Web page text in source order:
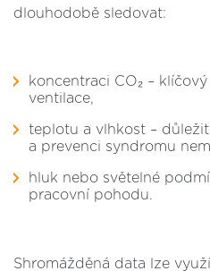
dlouhodobě sledovat:
koncentraci CO₂ –
ventilace,
teplotu a vlhkost –
a prevenci syndromu
hluk nebo světelné
pracovní pohodu.
Shromážděná data lze